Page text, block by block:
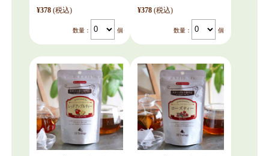
¥378 (税込)
数量： 個
¥378 (税込)
数量： 個